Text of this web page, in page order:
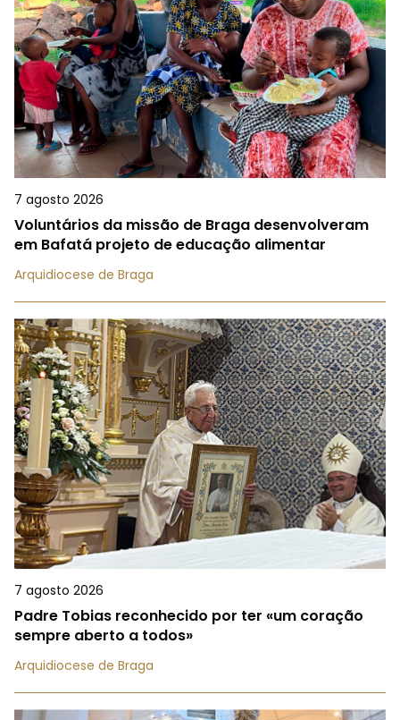
7 agosto 2026
Voluntários da missão de Braga desenvolveram
em Bafatá projeto de educação alimentar
Arquidiocese de Braga
7 agosto 2026
Padre Tobias reconhecido por ter «um coração
sempre aberto a todos»
Arquidiocese de Braga